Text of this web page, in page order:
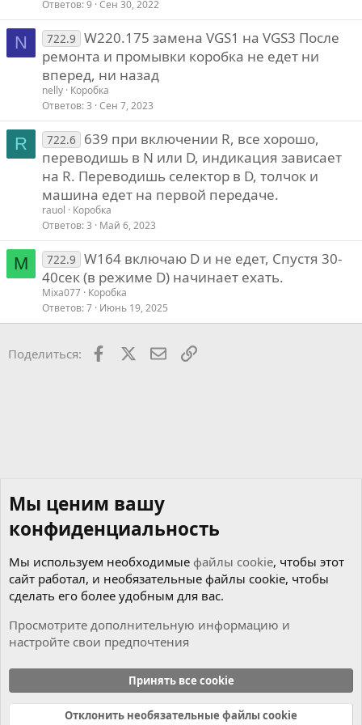
Ответов 9 Сен 30, 2022
N 722.9 W220.175 замена VGS1 на VGS3 После
ремонта и промывки коробка не едет ни
вперед, ни назад
nelly Коробка
Ответов 3 Сен 7, 2023
R 722.6
639 при включении R, все хорошо,
переводишь в N или D, индикация зависает
на R. Переводишь селектор в D, толчок и
машина едет на первой передаче.
rauol
Коробка
Ответов 3 Май 6, 2023
M 722.9 W164 включаю D и не едет, Спустя 30-
40сек (в режиме D) начинает ехать.
Mixa077 Коробка
Ответов 7 Июнь 19, 2025
Поделиться: Facebook ПочтаСсылкой
Cookies
Russian (RU)
Связь с нами
Условия и правила
Мы ценим вашу
конфиденциальность
Мы используем необходимые файлы cookie, чтобы этот
сайт работал, и необязательные файлы cookie, чтобы
сделать его более удобным для вас.
Просмотрите дополнительную информацию и
настройте свои предпочтения
Принять все cookie
Отклонить необязательные файлы cookie